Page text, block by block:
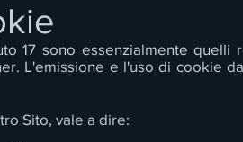
17 sono essenzialmente
L'emissione e l'uso di cookie
Sito, vale a dire: